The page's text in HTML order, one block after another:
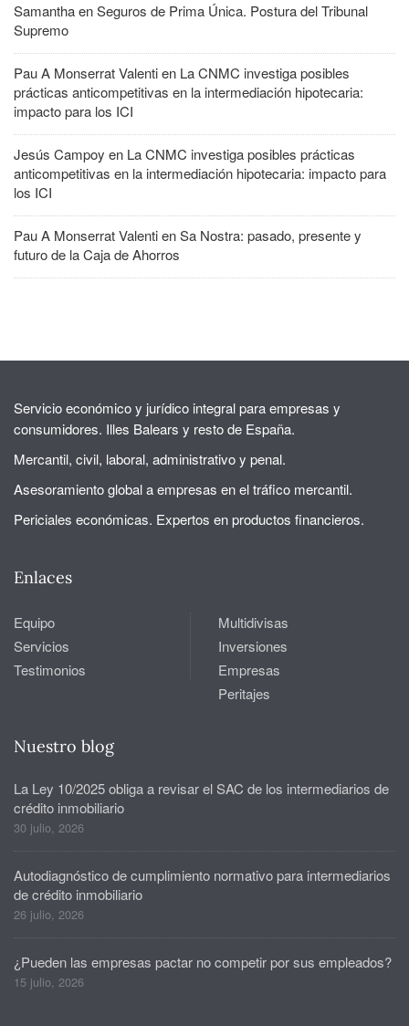
SamanthaenSeguros de Prima Única. Postura del Tribunal
Supremo
Pau A Monserrat Valentien La CNMC investiga posibles
prácticas anticompetitivas en la intermediación hipotecaria:
impacto para los ICI
Jesús Campoy en La CNMC investiga posibles prácticas
anticompetitivas en la intermediación hipotecaria: impacto para
los ICI
Pau A Monserrat ValentienSa Nostra: pasado, presente y
futuro de la Caja de Ahorros
Servicio económico y jurídico integral para empresas y
consumidores. Illes Balears y resto de España.
Mercantil, civil, laboral, administrativo y penal.
Asesoramiento global a empresas en el tráfico mercantil.
Periciales económicas. Expertos en productos financieros.
Enlaces
Equipo
Servicios
Testimonios
Multidivisas
Inversiones
Empresas
Peritajes
Nuestro blog
La Ley 10/2025 obliga a revisar el SAC de los intermediarios de
crédito inmobiliario
30 julio, 2026
Autodiagnóstico de cumplimiento normativo para intermediarios
de crédito inmobiliario
26 julio, 2026
¿Pueden las empresas pactar no competir por sus empleados?
15 julio, 2026